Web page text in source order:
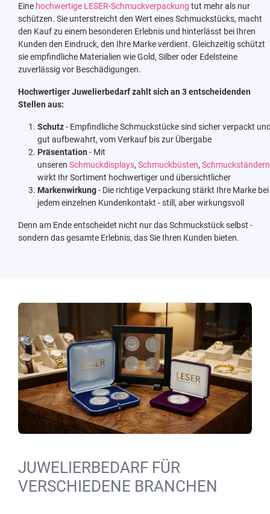
Eine hochwertige LESER-Schmuckverpackung tut mehr als nur
schützen. Sie unterstreicht den Wert eines Schmuckstücks, macht
den Kauf zu einem besonderen Erlebnis und hinterlässt bei Ihren
Kunden den Eindruck, den Ihre Marke verdient. Gleichzeitig schützt
sie empfindliche Materialien wie Gold, Silber oder Edelsteine
zuverlässig vor Beschädigungen.
Hochwertiger Juwelierbedarf zahlt sich an 3 entscheidenden
Stellen aus:
Schutz- Empfindliche Schmuckstücke sind sicher verpackt
gut aufbewahrt, vom Verkauf bis zur Übergabe
Präsentation - Mit
unseren Schmuckdisplays, Schmuckbüsten, Schmuckständern
wirkt Ihr Sortiment hochwertiger und übersichtlicher
Markenwirkung- Die richtige Verpackung stärkt Ihre Marke bei
jedem einzelnen Kundenkontakt - still, aber wirkungsvoll
Denn am Ende entscheidet nicht nur das Schmuckstück selbst -
sondern das gesamte Erlebnis, das Sie Ihren Kunden bieten.
JUWELIERBEDARF FÜR
VERSCHIEDENE BRANCHEN